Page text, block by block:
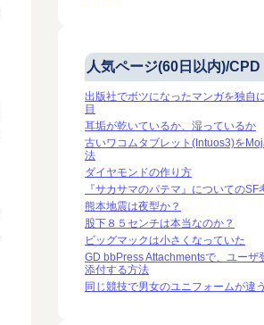
人気ページ(60日以内)/CPD
出版社でボツになったマンガを独自
目
耳垢が乾いているか、湿っているか
古いワコムタブレット(Intuos3)を
法
ダイヤモンドの作り方
『サカサマのパテマ』についてのSF
熊本地震は夜型か？
股下８５センチは本当なのか？
ビッグマックは小さくなっていた
GD bbPress Attachmentsで、ユーザ
添付する方法
同じ競技で男女のユニフォームが違